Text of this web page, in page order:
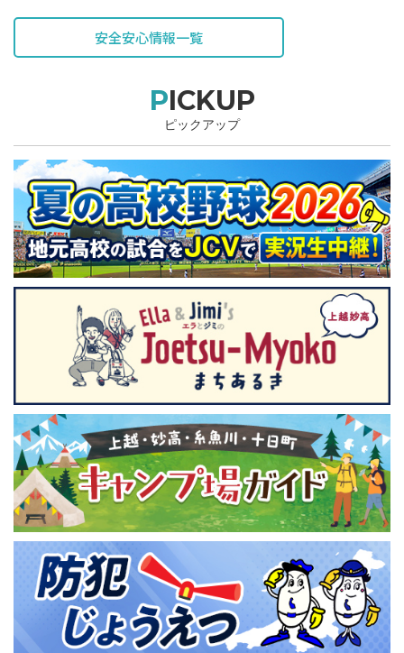
安全安心情報一覧
PICKUP
ピックアップ